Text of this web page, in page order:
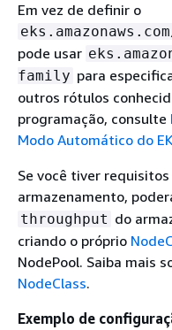
Em vez de definir o
pode usar
family para
outros rótulos
programação, consulte
Modo Automático do
Se você tiver
armazenamento,
throughput do
criando o próprio
NodePool. Saiba mais
NodeClass.
Exemplo de